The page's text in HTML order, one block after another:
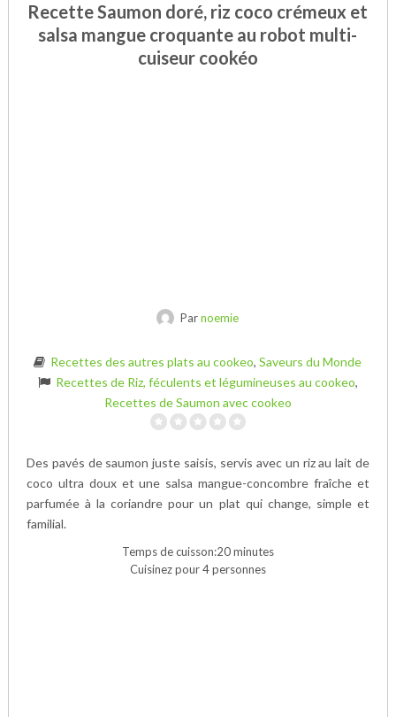
Recette Saumon doré, riz coco crémeux et
salsa mangue croquante au robot multi-
cuiseur cookéo
Parnoemie
Recettes des autres plats au cookeo,Saveurs du Monde
Recettes de Riz, féculents et légumineuses au cookeo,
Recettes de Saumon avec cookeo
Des pavés de saumon juste saisis, servis avec un riz au lait de
coco ultra doux et une salsa mangue-concombre fraîche et
parfumée à la coriandre pour un plat qui change, simple et
familial.
Temps de cuisson:20 minutes
Cuisinez pour 4 personnes